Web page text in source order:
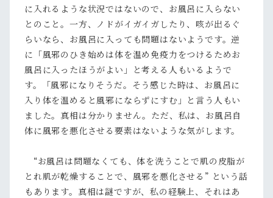
に入れるような状況ではないので、お風呂に入らない
とのこと。一方、ノドがイガイガしたり、咳が出るぐ
らいなら、お風呂に入っても問題はないようです。逆
に「風邪のひき始めは体を温め免疫力をつけるためお
風呂に入ったほうがよい」と考える人もいるようで
す。「風邪になりそうだ。そう感じた時は、お風呂に
入り体を温めると風邪にならずにすむ」と言う人もい
ました。真相は分かりません。ただ、私は、お風呂自
体に風邪を悪化させる要素はないような気がします。
“お風呂は問題なくても、体を洗うことで肌の皮脂が
とれ肌が乾燥することで、風邪を悪化させる” という話
もあります。真相は謎ですが、私の経験上、それはあ